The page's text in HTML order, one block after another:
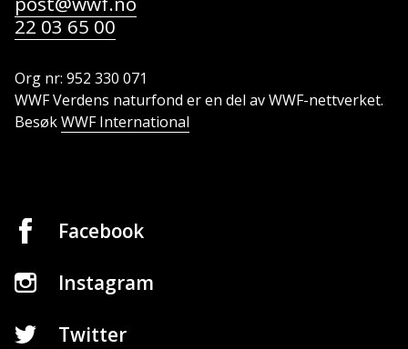
22 03 65 00
Org nr: 952 330 071
WWF Verdens naturfond er en del av WWF-nettverket.
BesøkWWF International
Facebook
Instagram
Twitter